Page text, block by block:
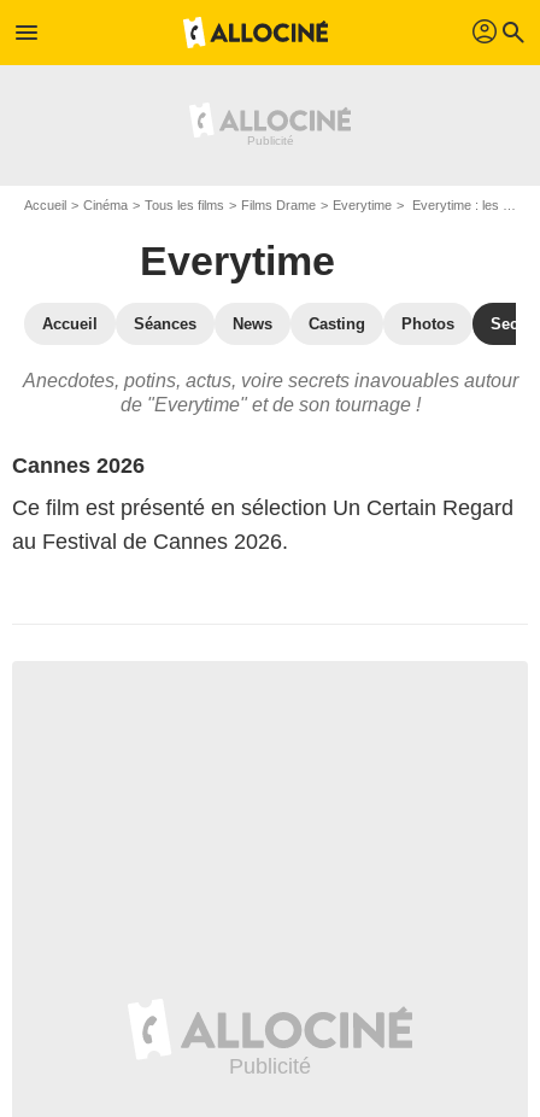
menu profil search
Accueil Cinéma Tous les films Films Drame Everytime Everytime : les secrets du tournage
Everytime
Accueil Séances News Casting Photos
Anecdotes, potins, actus, voire secrets inavouables autour
de "Everytime" et de son tournage !
Cannes 2026
Ce film est présenté en sélection Un Certain Regard
au Festival de Cannes 2026.